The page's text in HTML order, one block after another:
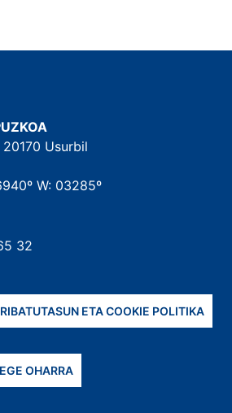
Usurbil
W: 03285º
32
ETA COOKIE POLITIKA
OHARRA